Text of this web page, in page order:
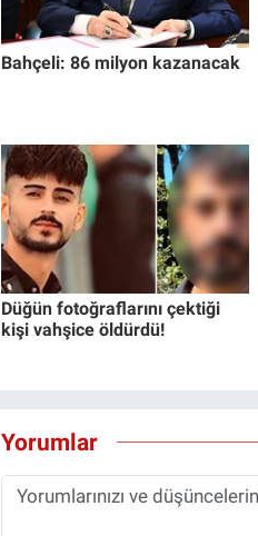
Bahçeli: 86 milyon kazanacak
Düğün fotoğraflarını çektiği
kişi vahşice öldürdü!
Yorumlar